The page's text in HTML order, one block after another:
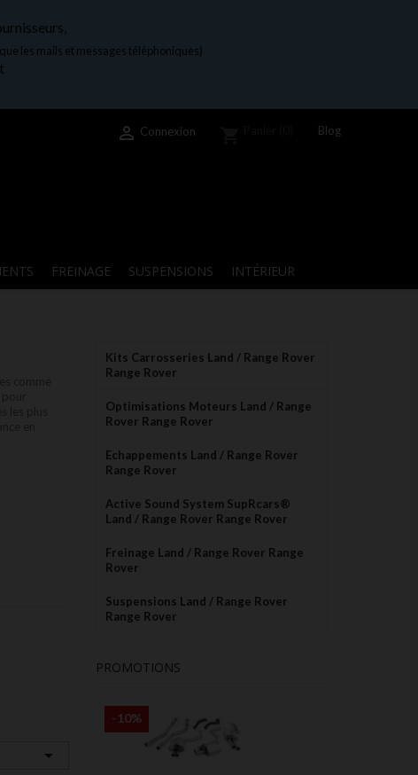
les mails et messages téléphoniques)
 Connexion Blog
FREINAGE SUSPENSIONS INTÉRIEUR

Kits Carrosseries Land / Range Rover
Range Rover
Optimisations Moteurs Land / Range
Rover Range Rover
Echappements Land / Range Rover
Range Rover
Active Sound System SupRcars®
Land / Range Rover Range Rover
Freinage Land / Range Rover Range
Rover
Suspensions Land / Range Rover
Range Rover
PROMOTIONS
-10%